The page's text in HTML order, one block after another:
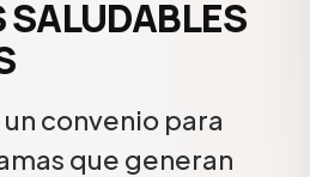
convenio para
que generan